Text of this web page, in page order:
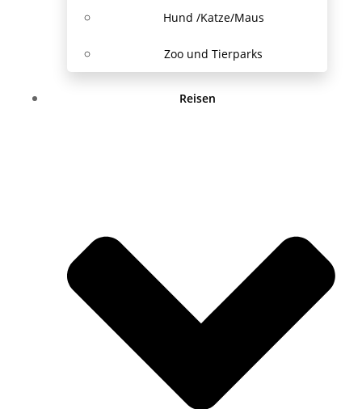
Hund /Katze/Maus
Zoo und Tierparks
Reisen